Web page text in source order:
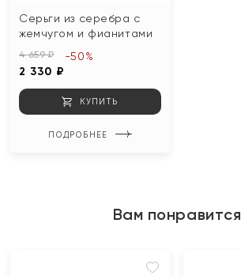
Серьги из серебра с
жемчугом и фианитами
4 659 ₽
2 330 ₽
-50%
КУПИТЬ
ПОДРОБНЕЕ
Вам понравится